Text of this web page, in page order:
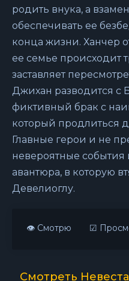
родить внука, а
обеспечивать ее
конца жизни. Ханчер
ее семье происходит
заставляет
Джихан разводится с
фиктивный брак с
который продлиться
Главные герои и не
невероятные
авантюра, в которую
Девелиоглу.
👁 Смотрю ☑
Смотреть